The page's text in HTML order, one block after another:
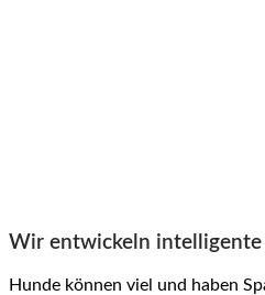
Wir entwickeln intelligente
Hunde können viel und haben